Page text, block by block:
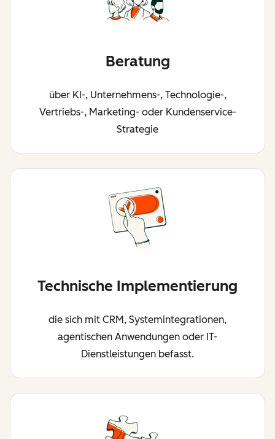
Beratung
über KI-, Unternehmens-, Technologie-,
Vertriebs-, Marketing- oder Kundenservice-
Strategie
Technische Implementierung
die sich mit CRM, Systemintegrationen,
agentischen Anwendungen oder IT-
Dienstleistungen befasst.